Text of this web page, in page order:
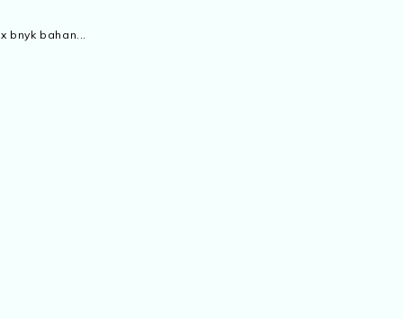
bnyk bahan...